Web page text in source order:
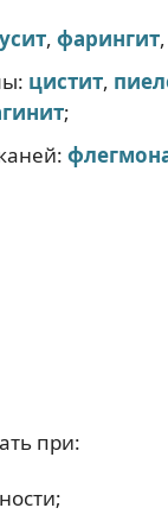
, фарингит,
цистит,
;
при: